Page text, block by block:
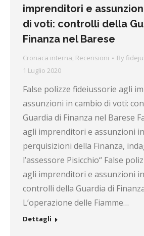
imprenditori e
di voti: controlli della
Finanza nel Barese
Cronaca interna, Recensioni By
1 Luglio 2020
False polizze fideiussorie agli
assunzioni in cambio di voti:
Guardia di Finanza nel Barese
agli imprenditori e assunzioni
perquisizioni della Finanza,
l’assessore Pisicchio“ False
agli imprenditori e assunzioni
controlli della Guardia di
L’operazione delle Fiamme…
Dettagli